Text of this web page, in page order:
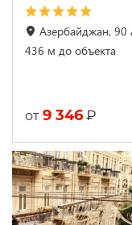
Азербайджан, 90
436 м до объекта
от 9 346 ₽